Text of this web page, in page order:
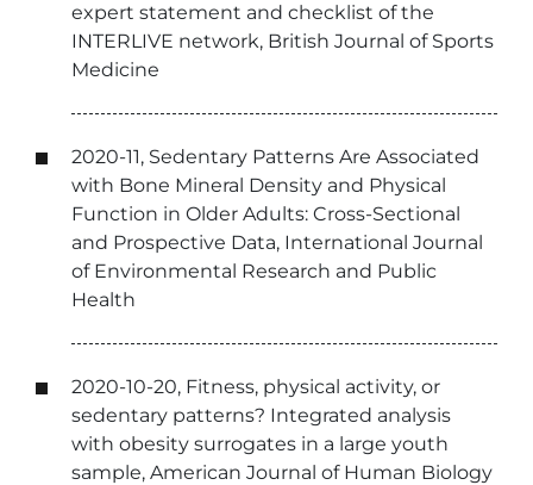
expert statement and checklist of the
INTERLIVE network, British Journal of Sports
Medicine
2020-11, Sedentary Patterns Are Associated
with Bone Mineral Density and Physical
Function in Older Adults: Cross-Sectional
and Prospective Data, International Journal
of Environmental Research and Public
Health
2020-10-20, Fitness, physical activity, or
sedentary patterns? Integrated analysis
with obesity surrogates in a large youth
sample, American Journal of Human Biology